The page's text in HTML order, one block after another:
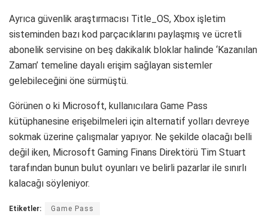
Ayrıca güvenlik araştırmacısı Title_OS, Xbox işletim
sisteminden bazı kod parçacıklarını paylaşmış ve ücretli
abonelik servisine on beş dakikalık bloklar halinde ‘Kazanılan
Zaman’ temeline dayalı erişim sağlayan sistemler
gelebileceğini öne sürmüştü.
Görünen o ki Microsoft, kullanıcılara Game Pass
kütüphanesine erişebilmeleri için alternatif yolları devreye
sokmak üzerine çalışmalar yapıyor. Ne şekilde olacağı belli
değil iken, Microsoft Gaming Finans Direktörü Tim Stuart
tarafından bunun bulut oyunları ve belirli pazarlar ile sınırlı
kalacağı söyleniyor.
Etiketler: Game Pass